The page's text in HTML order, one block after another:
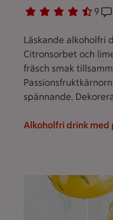
Betyg 4.2 av 5. 9
9 personer har röstat
Läskande alkoholfri
Citronsorbet och
fräsch smak
spännande.
Alkoholfri drink med